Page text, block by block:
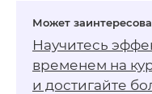
Научитесь
временем на
и достигайте